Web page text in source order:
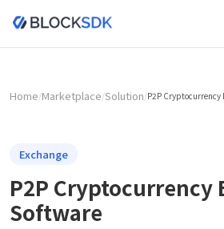
Home/Marketplace/Solution/P2P Cryptocurrency
Exchange
P2P Cryptocurrency
Software